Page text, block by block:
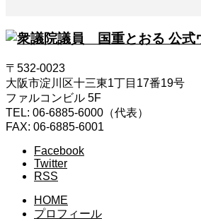
〒532-0023
大阪市淀川区十三東1丁目17番19号
ファルコンビル 5F
TEL: 06-6885-6000（代表）
FAX: 06-6885-6001
Facebook
Twitter
RSS
HOME
プロフィール